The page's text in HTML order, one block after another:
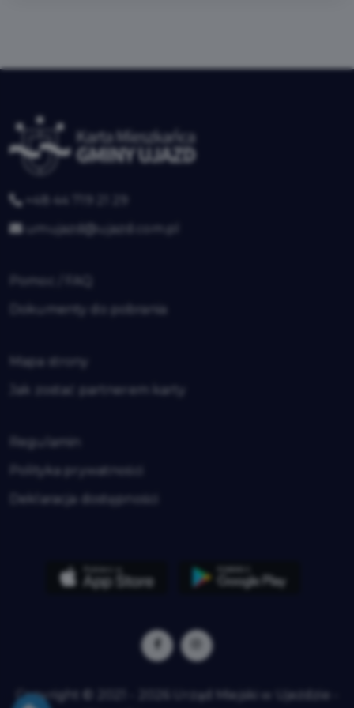
+48 44 719 21 29
umujazd@ujazd.com.pl
Dokumenty do pobrania
Mapa strony
Jak zostać partnerem karty
Regulamin
Polityka prywatności
Deklaracja dostępności
Copyright © 2021 - 2026 Urząd Miejski w Ujeździe -